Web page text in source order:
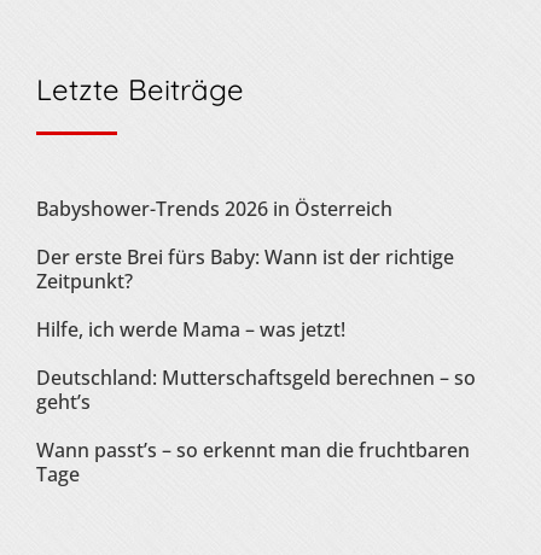
Letzte Beiträge
Babyshower-Trends 2026 in Österreich
Der erste Brei fürs Baby: Wann ist der richtige
Zeitpunkt?
Hilfe, ich werde Mama – was jetzt!
Deutschland: Mutterschaftsgeld berechnen – so
geht’s
Wann passt’s – so erkennt man die fruchtbaren
Tage